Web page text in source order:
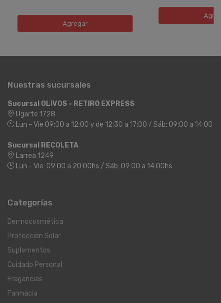
Agregar
Nuestras sucursales
Sucursal OLIVOS - RETIRO EXPRESS
Ugarte 1728
Lun - Vie 09:00 a 12:00 y de 12:30 a 17:00 / Sáb: 09:00 a 14:00
Sucursal RECOLETA
Larrea 1249
Lun - Vie: 09:00 a 20:00hs / Sáb: 09:00 a 14:00hs
Categorías
Dermocosmética
Protección Solar
Suplementos
Cuidado Personal
Fragancias
Farmacia